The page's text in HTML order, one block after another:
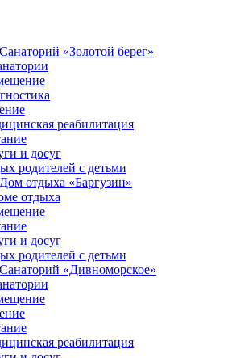
«Золотой берег»
реабилитация
и досуг
родителей с детьми
отдыха «Баргузин»
отдыха
и досуг
родителей с детьми
«Дивноморское»
реабилитация